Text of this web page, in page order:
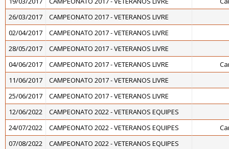
26/03/2017
CAMPEONATO 2017 - VETERANOS LIVRE
02/04/2017
CAMPEONATO 2017 - VETERANOS LIVRE
28/05/2017
CAMPEONATO 2017 - VETERANOS LIVRE
04/06/2017
CAMPEONATO 2017 - VETERANOS LIVRE
11/06/2017
CAMPEONATO 2017 - VETERANOS LIVRE
25/06/2017
CAMPEONATO 2017 - VETERANOS LIVRE
12/06/2022
CAMPEONATO 2022 - VETERANOS EQUIPES
24/07/2022
CAMPEONATO 2022 - VETERANOS EQUIPES
07/08/2022
CAMPEONATO 2022 - VETERANOS EQUIPES